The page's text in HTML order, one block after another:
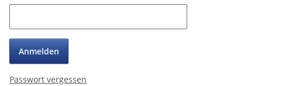
Anmelden
Passwort vergessen